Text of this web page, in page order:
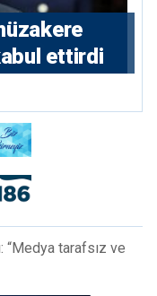
ettirdi
“Medya tarafsız ve